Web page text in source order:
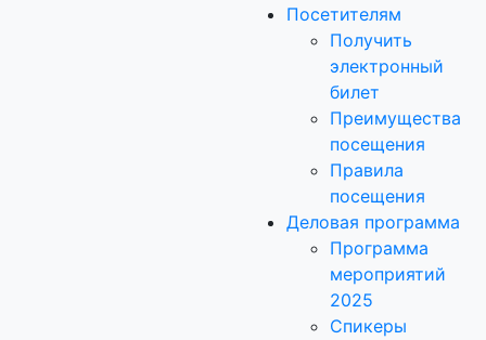
Посетителям
Получить
электронный
билет
Преимущества
посещения
Правила
посещения
Деловая программа
Программа
мероприятий
2025
Спикеры